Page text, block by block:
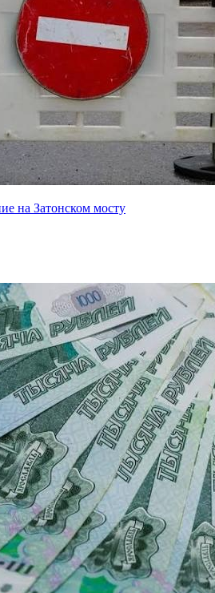
на Затонском мосту